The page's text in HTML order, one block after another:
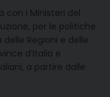
con i Ministeri del
per le politiche
Regioni e delle
d’Italia e
a partire dalle